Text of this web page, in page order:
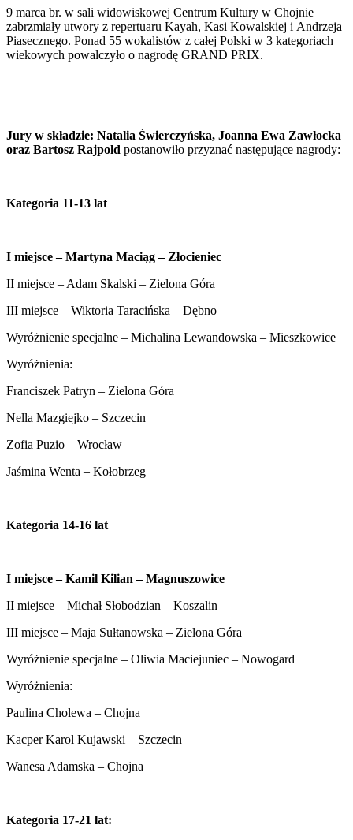
9 marca br. w sali widowiskowej Centrum Kultury w Chojnie
zabrzmiały utwory z repertuaru Kayah, Kasi Kowalskiej i Andrzeja
Piasecznego. Ponad 55 wokalistów z całej Polski w 3 kategoriach
wiekowych powalczyło o nagrodę GRAND PRIX.
Jury w składzie: Natalia Świerczyńska, Joanna Ewa Zawłocka
oraz Bartosz Rajpold postanowiło przyznać następujące nagrody:
Kategoria 11-13 lat
I miejsce – Martyna Maciąg – Złocieniec
II miejsce – Adam Skalski – Zielona Góra
III miejsce – Wiktoria Taracińska – Dębno
Wyróżnienie specjalne – Michalina Lewandowska – Mieszkowice
Wyróżnienia:
Franciszek Patryn – Zielona Góra
Nella Mazgiejko – Szczecin
Zofia Puzio – Wrocław
Jaśmina Wenta – Kołobrzeg
Kategoria 14-16 lat
I miejsce – Kamil Kilian – Magnuszowice
II miejsce – Michał Słobodzian – Koszalin
III miejsce – Maja Sułtanowska – Zielona Góra
Wyróżnienie specjalne – Oliwia Maciejuniec – Nowogard
Wyróżnienia:
Paulina Cholewa – Chojna
Kacper Karol Kujawski – Szczecin
Wanesa Adamska – Chojna
Kategoria 17-21 lat: